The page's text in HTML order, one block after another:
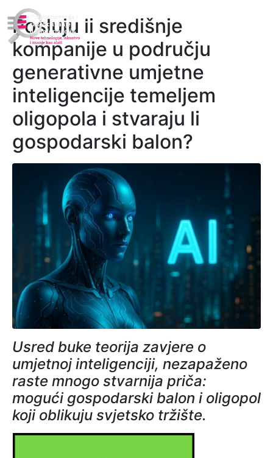
Posluju li središnje
kompanije u području
generativne umjetne
inteligencije temeljem
oligopola i stvaraju li
gospodarski balon?
Usred buke teorija zavjere o
umjetnoj inteligenciji, nezapaženo
raste mnogo stvarnija priča:
mogući gospodarski balon i oligopol
koji oblikuju svjetsko tržište.